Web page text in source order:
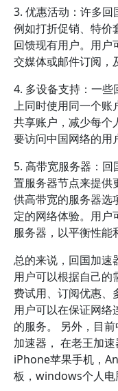
3. 优惠活动：许多回
例如打折促销、特价
回馈现有用户。用户
交媒体或邮件订阅，
4. 多设备支持：一
上同时使用同一个账
共享账户，减少每个
要访问中国网络的用
5. 高带宽服务器：
置服务器节点来提供
供高带宽的服务器选
定的网络体验。用户
服务器，以平衡性能
总的来说，回国加速
用户可以根据自己的
费试用、订阅优惠、
用户可以在保证网络
的服务。 另外，目
加速器， 在老王加
iPhone苹果手机，
板，windows个人电